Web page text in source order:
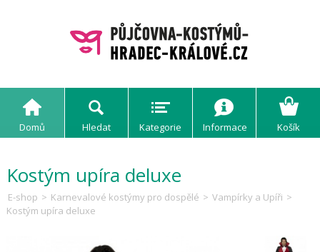
Domů Hledat Kategorie Informace Košík
Kostým upíra deluxe
E-shop > Karnevalové kostýmy pro dospělé > Vampírky a Upíři >
Kostým upíra deluxe